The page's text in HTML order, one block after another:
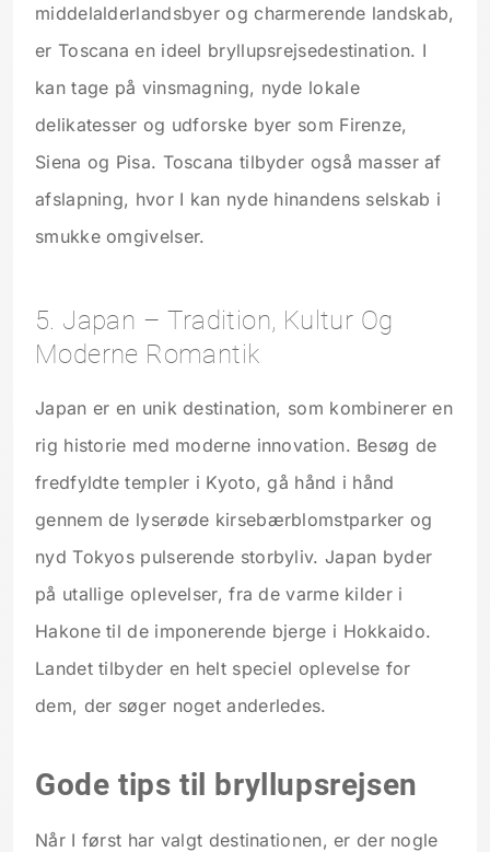
middelalderlandsbyer og charmerende landskab,
er Toscana en ideel bryllupsrejsedestination. I
kan tage på vinsmagning, nyde lokale
delikatesser og udforske byer som Firenze,
Siena og Pisa. Toscana tilbyder også masser af
afslapning, hvor I kan nyde hinandens selskab i
smukke omgivelser.
5. Japan – Tradition, Kultur Og
Moderne Romantik
Japan er en unik destination, som kombinerer en
rig historie med moderne innovation. Besøg de
fredfyldte templer i Kyoto, gå hånd i hånd
gennem de lyserøde kirsebærblomstparker og
nyd Tokyos pulserende storbyliv. Japan byder
på utallige oplevelser, fra de varme kilder i
Hakone til de imponerende bjerge i Hokkaido.
Landet tilbyder en helt speciel oplevelse for
dem, der søger noget anderledes.
Gode tips til bryllupsrejsen
Når I først har valgt destinationen, er der nogle